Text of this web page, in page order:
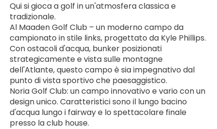
Qui si gioca a golf in un'atmosfera classica e
tradizionale.
Al Maaden Golf Club – un moderno campo da
campionato in stile links, progettato da Kyle Phillips.
Con ostacoli d'acqua, bunker posizionati
strategicamente e vista sulle montagne
dell'Atlante, questo campo è sia impegnativo dal
punto di vista sportivo che paesaggistico.
Noria Golf Club: un campo innovativo e vario con un
design unico. Caratteristici sono il lungo bacino
d'acqua lungo i fairway e lo spettacolare finale
presso la club house.